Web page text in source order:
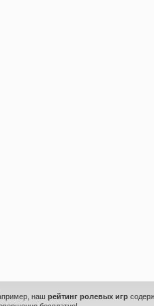
наш рейтинг ролевых игр